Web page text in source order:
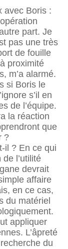
avec Boris :
part. Je
pas une très
de fouille
proximité
m’a alarmé.
si Boris le
s’il en
de l’équipe.
la réaction
que
?
il ? En ce qui
l’utilité
devrait
affaire
en ce cas,
du matériel
appliquer
L’âpreté
du